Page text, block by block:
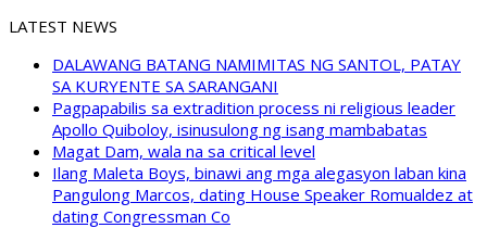
LATEST NEWS
DALAWANG BATANG NAMIMITAS NG SANTOL, PATAY
SA KURYENTE SA SARANGANI
Pagpapabilis sa extradition process ni religious leader
Apollo Quiboloy, isinusulong ng isang mambabatas
Magat Dam, wala na sa critical level
Ilang Maleta Boys, binawi ang mga alegasyon laban kina
Pangulong Marcos, dating House Speaker Romualdez at
dating Congressman Co